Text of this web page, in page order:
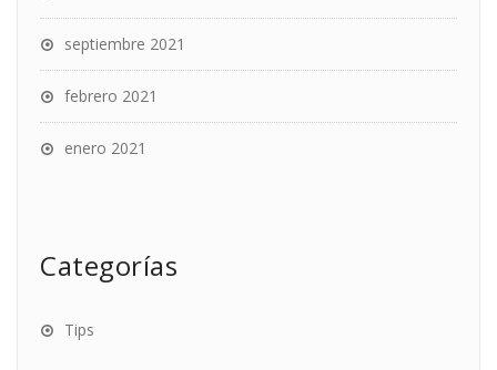
septiembre 2021
febrero 2021
enero 2021
Categorías
Tips